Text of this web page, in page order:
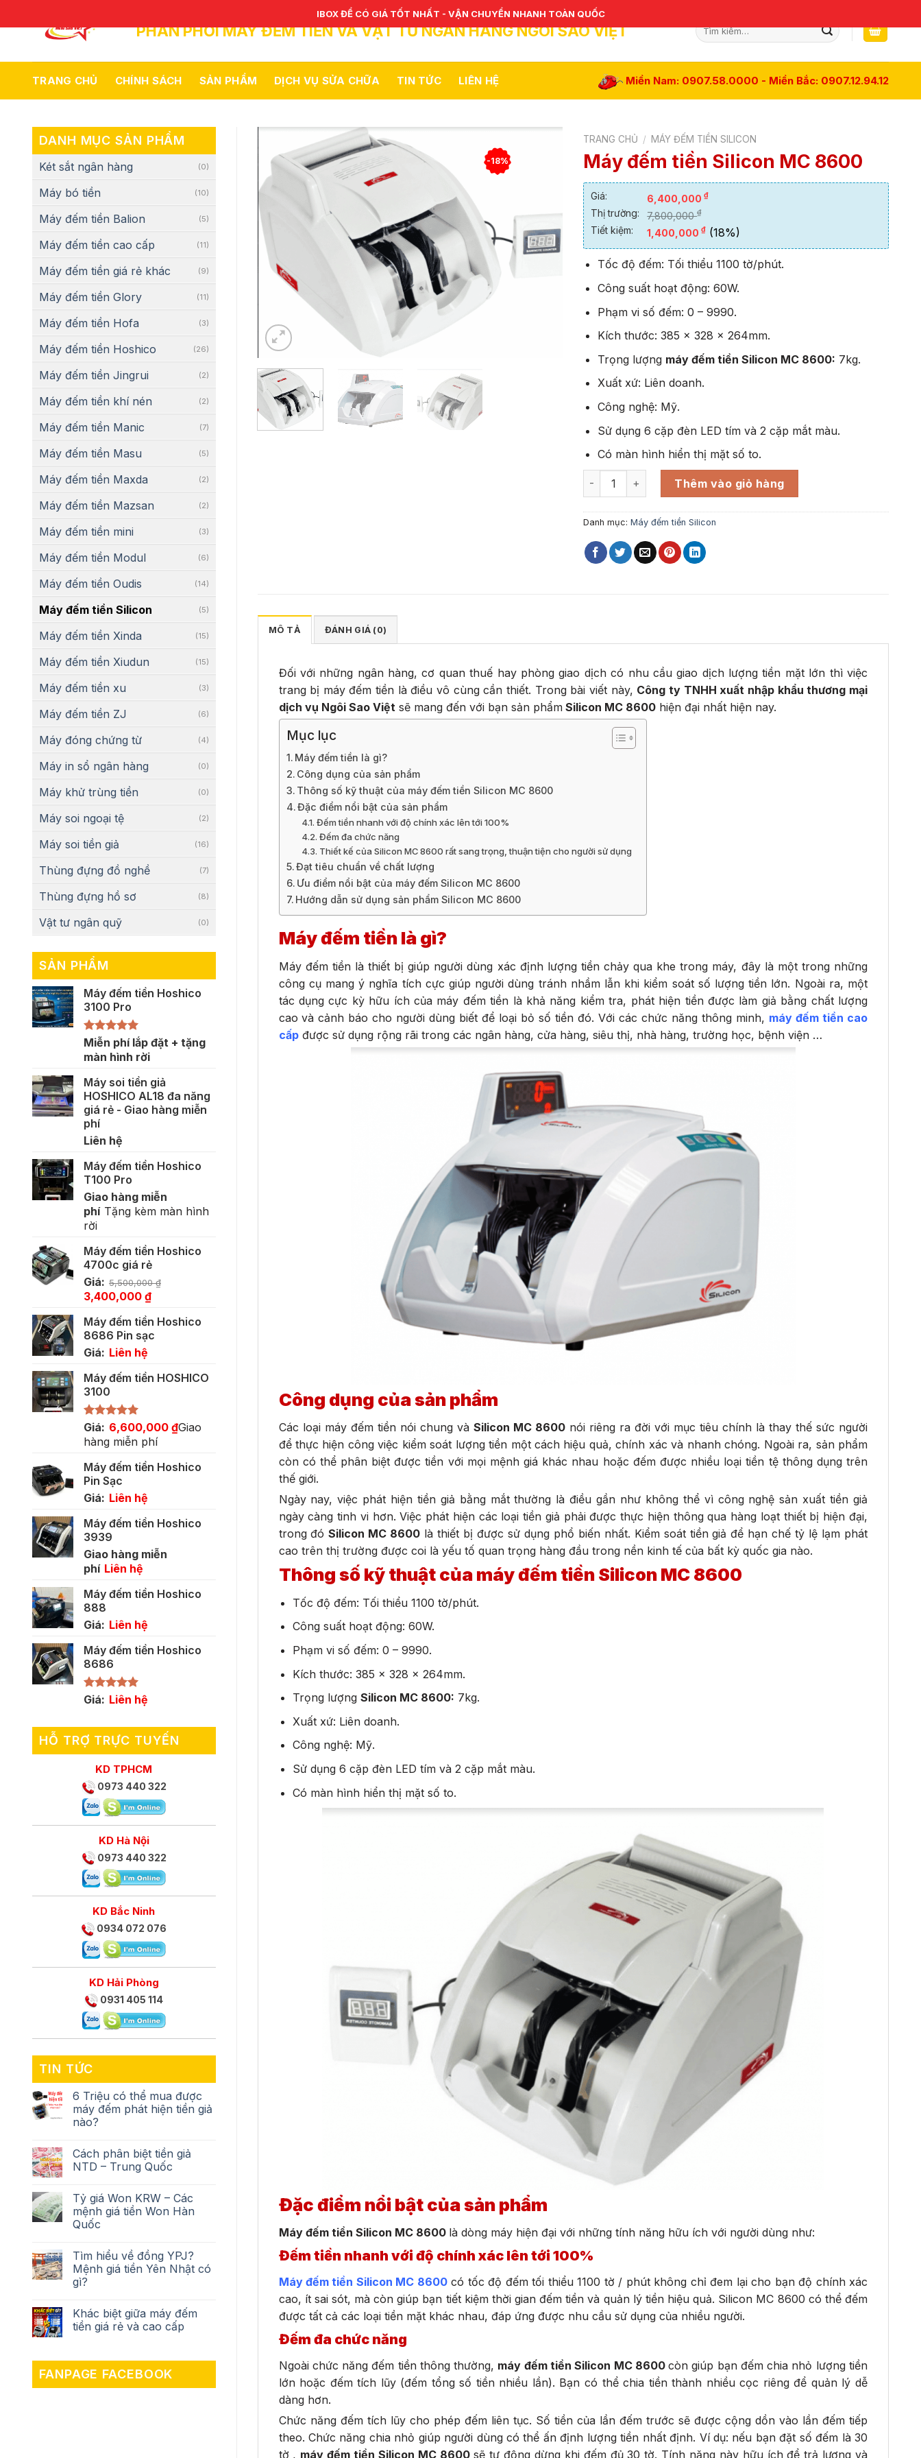
to
PHÂN PHỐI MÁY ĐẾM TIỀN VÀ VẬT TƯ NGÂN HÀNG NGÔI SAO VIỆT
Tìm
kiếm:
TRANG CHỦ CHÍNH SÁCH SẢN PHẨM DỊCH VỤ SỬA CHỮA TIN TỨC LIÊN HỆ Miền Nam: 0907.58.0000 - Miền Bắc: 0907.12.94.12
DANH MỤC SẢN PHẨM
Két sắt ngân hàng (0)
Máy bó tiền (10)
Máy đếm tiền Balion (5)
Máy đếm tiền cao cấp (11)
Máy đếm tiền giá rẻ khác (9)
Máy đếm tiền Glory (11)
Máy đếm tiền Hofa (3)
Máy đếm tiền Hoshico (26)
Máy đếm tiền Jingrui (2)
Máy đếm tiền khí nén (2)
Máy đếm tiền Manic (7)
Máy đếm tiền Masu (5)
Máy đếm tiền Maxda (2)
Máy đếm tiền Mazsan (2)
Máy đếm tiền mini (3)
Máy đếm tiền Modul (6)
Máy đếm tiền Oudis (14)
Máy đếm tiền Silicon (5)
Máy đếm tiền Xinda (15)
Máy đếm tiền Xiudun (15)
Máy đếm tiền xu (3)
Máy đếm tiền ZJ (6)
Máy đóng chứng từ (4)
Máy in sổ ngân hàng (0)
Máy khử trùng tiền (0)
Máy soi ngoại tệ (2)
Máy soi tiền giả (16)
Thùng đựng đồ nghề (7)
Thùng đựng hồ sơ (8)
Vật tư ngân quỹ (0)
SẢN PHẨM
Máy đếm tiền Hoshico
3100 Pro
Được xếp
hạng 5.00
5 sao
Miễn phí lắp đặt + tặng
màn hình rời
Máy soi tiền giả
HOSHICO AL18 đa năng
giá rẻ - Giao hàng miễn
phí
Liên hệ
Máy đếm tiền Hoshico
T100 Pro
Giao hàng miễn
phí Tặng kèm màn hình
rời
Máy đếm tiền Hoshico
4700c giá rẻ
Giá: 5,500,000₫
Giá
là:
5,500,000 ₫.
3,400,000 ₫Giá
tại
là:
Máy đếm tiền Hoshico
8686 Pin sạc
Giá: Liên hệ
Máy đếm tiền HOSHICO
3100
Được xếp
hạng
5.00
5 sao
Giá: 6,600,000 ₫Giao
hàng miễn phí
Máy đếm tiền Hoshico
Pin Sạc
Giá: Liên hệ
Máy đếm tiền Hoshico
3939
Giao hàng miễn
phí Liên hệ
Máy đếm tiền Hoshico
888
Giá: Liên hệ
Máy đếm tiền Hoshico
8686
Được xếp
Giá: Liên hệ
HỖ TRỢ TRỰC TUYẾN
KD TPHCM
0973 440 322
KD Hà Nội
0973 440 322
KD Bắc Ninh
0934 072 076
KD Hải Phòng
0931 405 114
TIN TỨC
6 Triệu có thể mua được
máy đếm phát hiện tiền giả
nào?
Cách phân biệt tiền giả
NTD – Trung Quốc
Tỷ giá Won KRW – Các
mệnh giá tiền Won Hàn
Quốc
Tìm hiểu về đồng YPJ?
Mệnh giá tiền Yên Nhật có
gì?
Khác biệt giữa máy đếm
tiền giá rẻ và cao cấp
FANPAGE FACEBOOK
-18%
TRANG CHỦ / MÁY ĐẾM TIỀN SILICON
Máy đếm tiền Silicon MC 8600
Giá: 6,400,000₫
Thị trường: 7,800,000₫
Tiết kiệm: 1,400,000₫ (18%)
Tốc độ đếm: Tối thiểu 1100 tờ/phút.
Công suất hoạt động: 60W.
Phạm vi số đếm: 0 – 9990.
Kích thước: 385 x 328 x 264mm.
Trọng lượng máy đếm tiền Silicon MC 8600: 7kg.
Xuất xứ: Liên doanh.
Công nghệ: Mỹ.
Sử dụng 6 cặp đèn LED tím và 2 cặp mắt màu.
Có màn hình hiển thị mặt số to.
Máy đếm tiền Silicon MC 8600 số lượng
Thêm vào giỏ hàng
Danh mục:Máy đếm tiền Silicon
MÔ TẢ ĐÁNH GIÁ (0)
Đối với những ngân hàng, cơ quan thuế hay phòng giao dịch có nhu cầu giao dịch lượng tiền mặt lớn thì việc
trang bị máy đếm tiền là điều vô cùng cần thiết. Trong bài viết này, Công ty TNHH xuất nhập khẩu thương mại
dịch vụ Ngôi Sao Việt sẽ mang đến với bạn sản phẩmSilicon MC 8600hiện đại nhất hiện nay.
Mục lục
Máy đếm tiền là gì?
Công dụng của sản phẩm
Thông số kỹ thuật của máy đếm tiền Silicon MC 8600
Đặc điểm nổi bật của sản phẩm
Đếm tiền nhanh với độ chính xác lên tới 100%
Đếm đa chức năng
Thiết kế của Silicon MC 8600 rất sang trọng, thuận tiện cho người sử dụng
Đạt tiêu chuẩn về chất lượng
Ưu điểm nổi bật của máy đếm Silicon MC 8600
Hướng dẫn sử dụng sản phẩm Silicon MC 8600
Máy đếm tiền là gì?
Máy đếm tiền là thiết bị giúp người dùng xác định lượng tiền chảy qua khe trong máy, đây là một trong những
công cụ mang ý nghĩa tích cực giúp người dùng tránh nhầm lẫn khi kiểm soát số lượng tiền lớn. Ngoài ra, một
tác dụng cực kỳ hữu ích của máy đếm tiền là khả năng kiểm tra, phát hiện tiền được làm giả bằng chất lượng
cao và cảnh báo cho người dùng biết để loại bỏ số tiền đó. Với các chức năng thông minh, máy đếm tiền cao
cấpđược sử dụng rộng rãi trong các ngân hàng, cửa hàng, siêu thị, nhà hàng, trường học, bệnh viện …
Công dụng của sản phẩm
Các loại máy đếm tiền nói chung và Silicon MC 8600nói riêng ra đời với mục tiêu chính là thay thế sức người
để thực hiện công việc kiểm soát lượng tiền một cách hiệu quả, chính xác và nhanh chóng. Ngoài ra, sản phẩm
còn có thể phân biệt được tiền với mọi mệnh giá khác nhau hoặc đếm được nhiều loại tiền tệ thông dụng trên
thế giới.
Ngày nay, việc phát hiện tiền giả bằng mắt thường là điều gần như không thể vì công nghệ sản xuất tiền giả
ngày càng tinh vi hơn. Việc phát hiện các loại tiền giả phải được thực hiện thông qua hàng loạt thiết bị hiện đại,
trong đóSilicon MC 8600 là thiết bị được sử dụng phổ biến nhất. Kiểm soát tiền giả để hạn chế tỷ lệ lạm phát
cao trên thị trường được coi là yếu tố quan trọng hàng đầu trong nền kinh tế của bất kỳ quốc gia nào.
Thông số kỹ thuật của máy đếm tiền Silicon MC 8600
Tốc độ đếm: Tối thiểu 1100 tờ/phút.
Công suất hoạt động: 60W.
Phạm vi số đếm: 0 – 9990.
Kích thước: 385 x 328 x 264mm.
Trọng lượngSilicon MC 8600: 7kg.
Xuất xứ: Liên doanh.
Công nghệ: Mỹ.
Sử dụng 6 cặp đèn LED tím và 2 cặp mắt màu.
Có màn hình hiển thị mặt số to.
Đặc điểm nổi bật của sản phẩm
Máy đếm tiền Silicon MC 8600 là dòng máy hiện đại với những tính năng hữu ích với người dùng như:
Đếm tiền nhanh với độ chính xác lên tới 100%
Máy đếm tiền Silicon MC 8600có tốc độ đếm tối thiểu 1100 tờ / phút không chỉ đem lại cho bạn độ chính xác
cao, ít sai sót, mà còn giúp bạn tiết kiệm thời gian đếm tiền và quản lý tiền hiệu quả. Silicon MC 8600 có thể đếm
được tất cả các loại tiền mặt khác nhau, đáp ứng được nhu cầu sử dụng của nhiều người.
Đếm đa chức năng
Ngoài chức năng đếm tiền thông thường, máy đếm tiền Silicon MC 8600còn giúp bạn đếm chia nhỏ lượng tiền
lớn hoặc đếm tích lũy (đếm tổng số tiền nhiều lần). Bạn có thể chia tiền thành nhiều cọc riêng để quản lý dễ
dàng hơn.
Chức năng đếm tích lũy cho phép đếm liên tục. Số tiền của lần đếm trước sẽ được cộng dồn vào lần đếm tiếp
theo. Chức năng chia nhỏ giúp người dùng có thể ấn định lượng tiền nhất định. Ví dụ: nếu bạn đặt số đếm là 30
tờ , máy đếm tiền Silicon MC 8600sẽ tự động dừng khi đếm đủ 30 tờ. Tính năng này hữu ích để trả lương và
IBOX ĐỂ CÓ GIÁ TỐT NHẤT - VẬN CHUYỂN NHANH TOÀN QUỐC